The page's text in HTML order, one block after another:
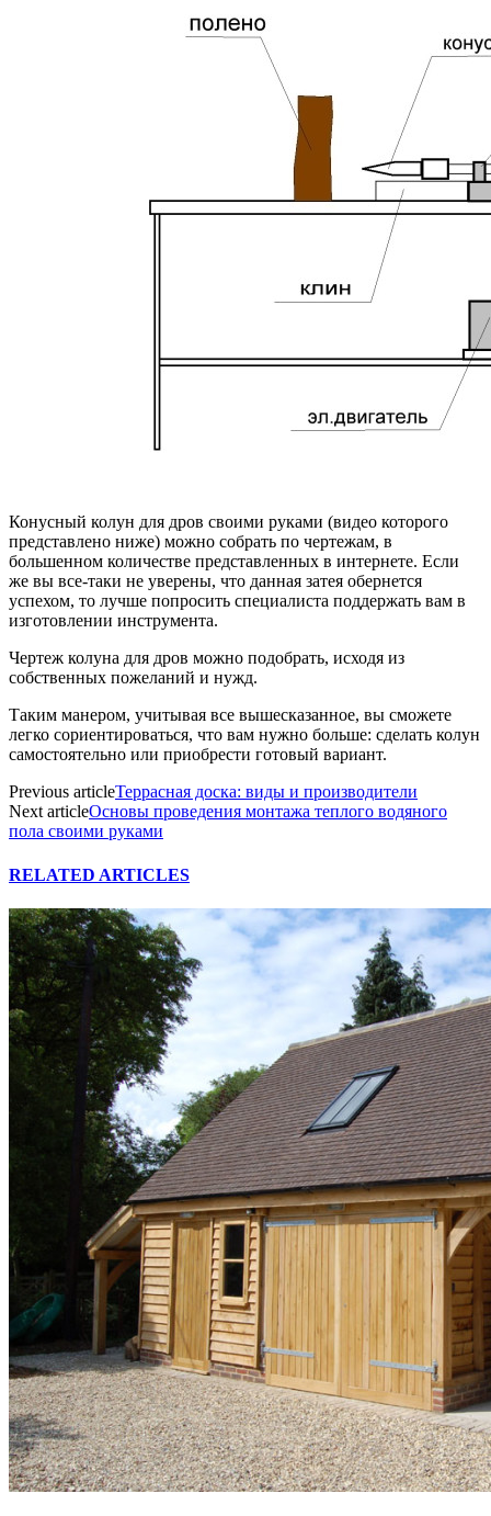
Конусный колун для дров своими руками (видео которого
представлено ниже) можно собрать по чертежам, в
большенном количестве представленных в интернете. Если
же вы все-таки не уверены, что данная затея обернется
успехом, то лучше попросить специалиста поддержать вам в
изготовлении инструмента.
Чертеж колуна для дров можно подобрать, исходя из
собственных пожеланий и нужд.
Таким манером, учитывая все вышесказанное, вы сможете
легко сориентироваться, что вам нужно больше: сделать колун
самостоятельно или приобрести готовый вариант.
Previous articleТеррасная доска: виды и производители
Next articleОсновы проведения монтажа теплого водяного
пола своими руками
RELATED ARTICLES